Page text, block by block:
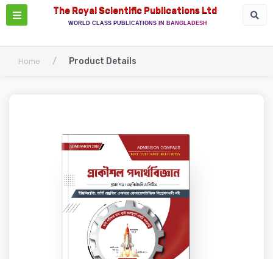
The Royal Scientific Publications Ltd
WORLD CLASS PUBLICATIONS IN BANGLADESH
Home / Product Details